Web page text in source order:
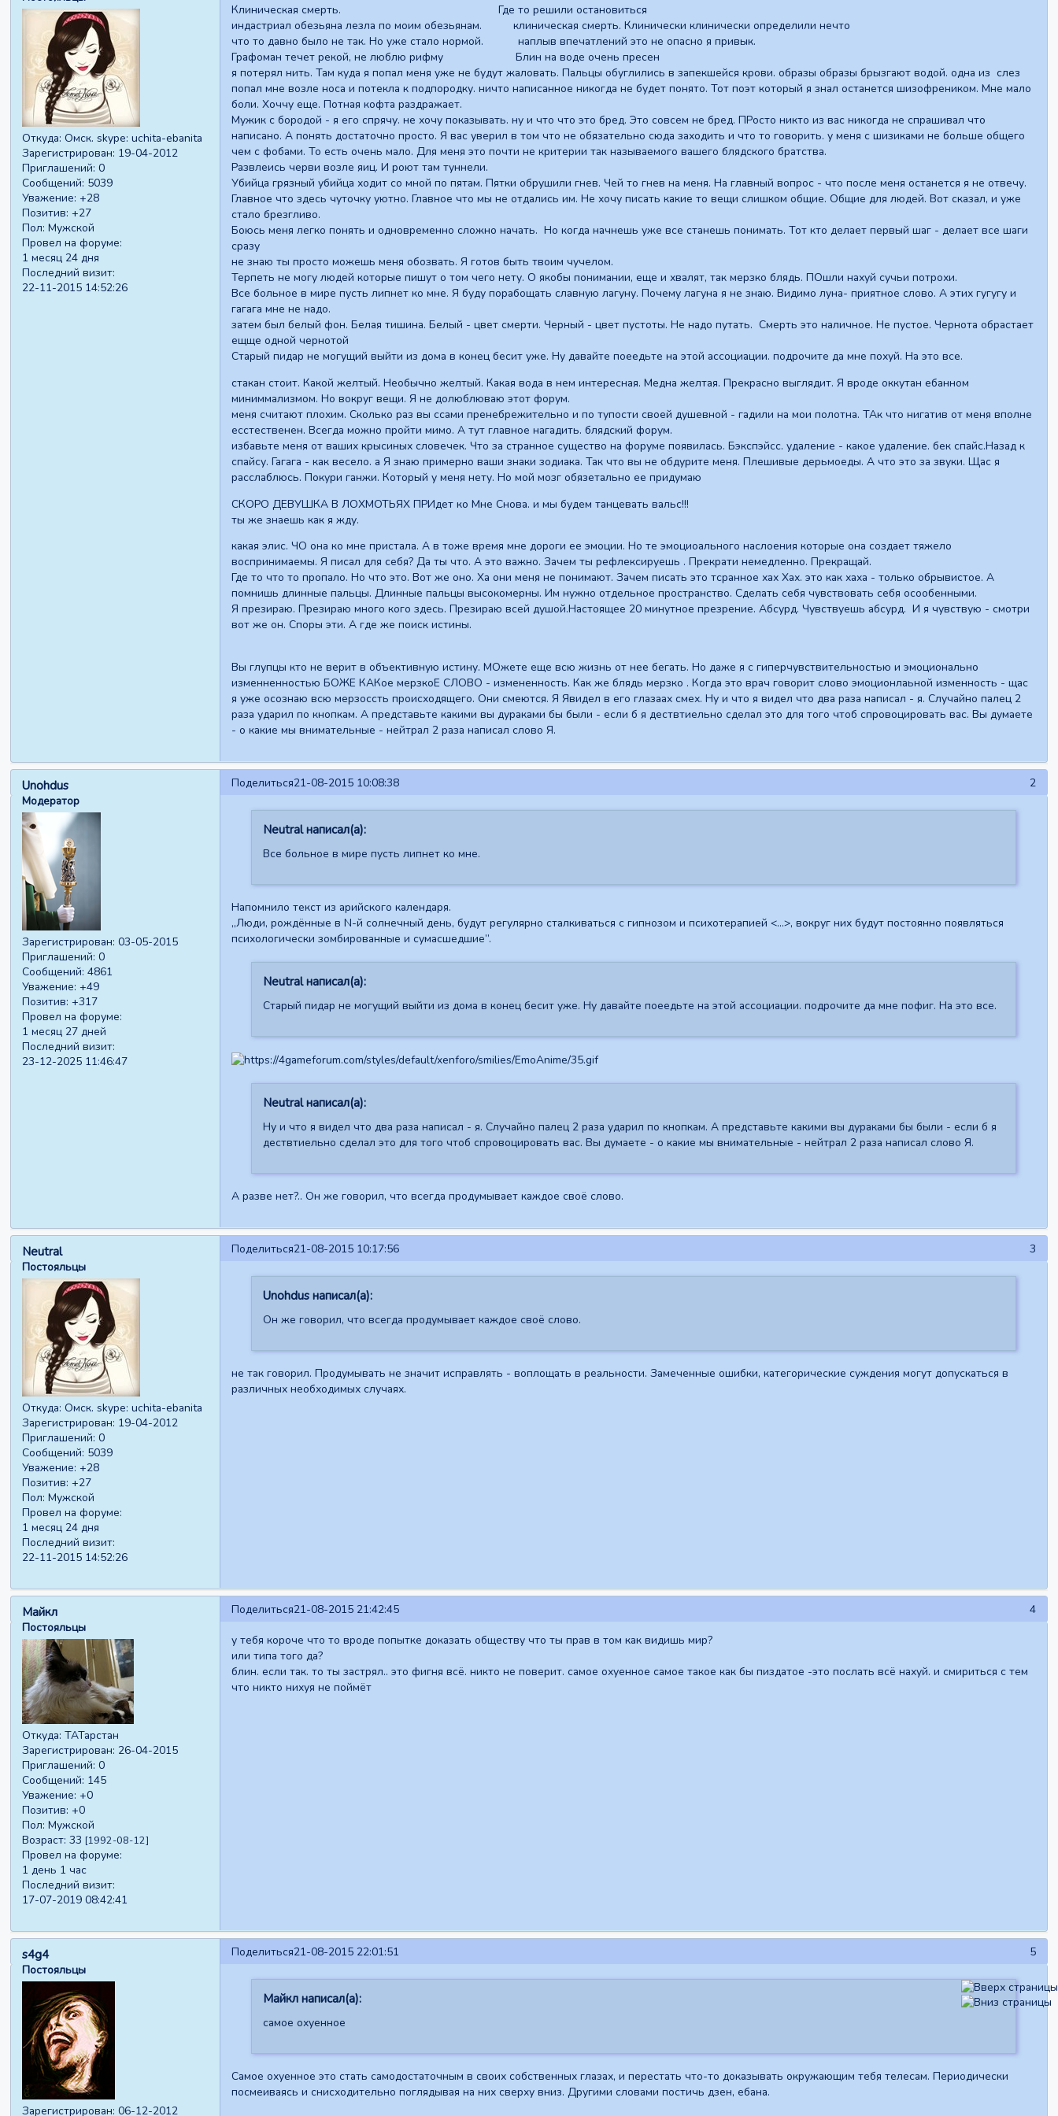
Откуда: Омск. skype: uchita-ebanita
Зарегистрирован: 19-04-2012
Приглашений: 0
Сообщений: 5039
Уважение: +28
Позитив: +27
Пол: Мужской
Провел на форуме:
1 месяц 24 дня
Последний визит:
22-11-2015 14:52:26
Клиническая смерть. Где то решили остановиться
индастриал обезьяна лезла по моим обезьянам. клиническая смерть. Клинически клинически определили нечто
что то давно было не так. Но уже стало нормой. наплыв впечатлений это не опасно я привык.
Графоман течет рекой, не люблю рифму Блин на воде очень пресен
я потерял нить. Там куда я попал меня уже не будут жаловать. Пальцы обуглились в запекшейся крови. образы образы брызгают водой. одна из слез
попал мне возле носа и потекла к подпородку. ничто написанное никогда не будет понято. Тот поэт который я знал останется шизофреником. Мне мало
боли. Хоччу еще. Потная кофта раздражает.
Мужик с бородой - я его спрячу. не хочу показывать. ну и что что это бред. Это совсем не бред. ПРосто никто из вас никогда не спрашивал что
написано. А понять достаточно просто. Я вас уверил в том что не обязательно сюда заходить и что то говорить. у меня с шизиками не больше общего
чем с фобами. То есть очень мало. Для меня это почти не критерии так называемого вашего блядского братства.
Развлеись черви возле яиц. И роют там туннели.
Убийца грязный убийца ходит со мной по пятам. Пятки обрушили гнев. Чей то гнев на меня. На главный вопрос - что после меня останется я не отвечу.
Главное что здесь чуточку уютно. Главное что мы не отдались им. Не хочу писать какие то вещи слишком общие. Общие для людей. Вот сказал, и уже
стало брезгливо.
Боюсь меня легко понять и одновременно сложно начать. Но когда начнешь уже все станешь понимать. Тот кто делает первый шаг - делает все шаги
сразу
не знаю ты просто можешь меня обозвать. Я готов быть твоим чучелом.
Терпеть не могу людей которые пишут о том чего нету. О якобы понимании, еще и хвалят, так мерзко блядь. ПОшли нахуй сучьи потрохи.
Все больное в мире пусть липнет ко мне. Я буду порабощать славную лагуну. Почему лагуна я не знаю. Видимо луна- приятное слово. А этих гугугу и
гагага мне не надо.
затем был белый фон. Белая тишина. Белый - цвет смерти. Черный - цвет пустоты. Не надо путать. Смерть это наличное. Не пустое. Чернота обрастает
ещще одной чернотой
Старый пидар не могущий выйти из дома в конец бесит уже. Ну давайте поеедьте на этой ассоциации. подрочите да мне похуй. На это все.
стакан стоит. Какой желтый. Необычно желтый. Какая вода в нем интересная. Медна желтая. Прекрасно выглядит. Я вроде оккутан ебанном
миниммализмом. Но вокруг вещи. Я не долюблюваю этот форум.
меня считают плохим. Сколько раз вы ссами пренебрежительно и по тупости своей душевной - гадили на мои полотна. ТАк что нигатив от меня вполне
есстественен. Всегда можно пройти мимо. А тут главное нагадить. блядский форум.
избавьте меня от ваших крысиных словечек. Что за странное существо на форуме появилась. Бэкспэйсс. удаление - какое удаление. бек спайс.Назад к
спайсу. Гагага - как весело. а Я знаю примерно ваши знаки зодиака. Так что вы не обдурите меня. Плешивые дерьмоеды. А что это за звуки. Щас я
расслаблюсь. Покури ганжи. Который у меня нету. Но мой мозг обязетально ее придумаю
СКОРО ДЕВУШКА В ЛОХМОТЬЯХ ПРИдет ко Мне Снова. и мы будем танцевать вальс!!!
ты же знаешь как я жду.
какая элис. ЧО она ко мне пристала. А в тоже время мне дороги ее эмоции. Но те эмоциоального наслоения которые она создает тяжело
воспринимаемы. Я писал для себя? Да ты что. А это важно. Зачем ты рефлексируешь . Прекрати немедленно. Прекращай.
Где то что то пропало. Но что это. Вот же оно. Ха они меня не понимают. Зачем писать это тсранное хах Хах. это как хаха - только обрывистое. А
помнишь длинные пальцы. Длинные пальцы высокомерны. Им нужно отдельное пространство. Сделать себя чувствовать себя осообенными.
Я презираю. Презираю много кого здесь. Презираю всей душой.Настоящее 20 минутное презрение. Абсурд. Чувствуешь абсурд. И я чувствую - смотри
вот же он. Споры эти. А где же поиск истины.
Вы глупцы кто не верит в объективную истину. МОжете еще всю жизнь от нее бегать. Но даже я с гиперчувствительностью и эмоционально
изменненностью БОЖЕ КАКое мерзкоЕ СЛОВО - измененность. Как же блядь мерзко . Когда это врач говорит слово эмоционлаьной изменность - щас
я уже осознаю всю мерзоссть происходящего. Они смеются. Я Явидел в его глазаах смех. Ну и что я видел что два раза написал - я. Случайно палец 2
раза ударил по кнопкам. А представьте какими вы дураками бы были - если б я дествтиельно сделал это для того чтоб спровоцировать вас. Вы думаете
- о какие мы внимательные - нейтрал 2 раза написал слово Я.
Поделиться 2
21-08-2015 10:08:38
Unohdus
Модератор
Зарегистрирован: 03-05-2015
Приглашений: 0
Сообщений: 4861
Уважение: +49
Позитив: +317
Провел на форуме:
1 месяц 27 дней
Последний визит:
23-12-2025 11:46:47
Neutral написал(а):
Все больное в мире пусть липнет ко мне.
Напомнило текст из арийского календаря.
„Люди, рождённые в N-й солнечный день, будут регулярно сталкиваться с гипнозом и психотерапией <...>, вокруг них будут постоянно появляться
психологически зомбированные и сумасшедшие”.
Neutral написал(а):
Старый пидар не могущий выйти из дома в конец бесит уже. Ну давайте поеедьте на этой ассоциации. подрочите да мне пофиг. На это все.
Neutral написал(а):
Ну и что я видел что два раза написал - я. Случайно палец 2 раза ударил по кнопкам. А представьте какими вы дураками бы были - если б я
дествтиельно сделал это для того чтоб спровоцировать вас. Вы думаете - о какие мы внимательные - нейтрал 2 раза написал слово Я.
А разве нет?.. Он же говорил, что всегда продумывает каждое своё слово.
Поделиться 3
21-08-2015 10:17:56
Neutral
Постояльцы
Откуда: Омск. skype: uchita-ebanita
Зарегистрирован: 19-04-2012
Приглашений: 0
Сообщений: 5039
Уважение: +28
Позитив: +27
Пол: Мужской
Провел на форуме:
1 месяц 24 дня
Последний визит:
22-11-2015 14:52:26
Unohdus написал(а):
Он же говорил, что всегда продумывает каждое своё слово.
не так говорил. Продумывать не значит исправлять - воплощать в реальности. Замеченные ошибки, категорические суждения могут допускаться в
различных необходимых случаях.
Поделиться 4
21-08-2015 21:42:45
Майкл
Постояльцы
Откуда: ТАТарстан
Зарегистрирован: 26-04-2015
Приглашений: 0
Сообщений: 145
Уважение: +0
Позитив: +0
Пол: Мужской
Возраст: 33 [1992-08-12]
Провел на форуме:
1 день 1 час
Последний визит:
17-07-2019 08:42:41
у тебя короче что то вроде попытке доказать обществу что ты прав в том как видишь мир?
или типа того да?
блин. если так. то ты застрял.. это фигня всё. никто не поверит. самое охуенное самое такое как бы пиздатое -это послать всё нахуй. и смириться с тем
что никто нихуя не поймёт
Поделиться 5
21-08-2015 22:01:51
s4g4
Постояльцы
Зарегистрирован: 06-12-2012
Майкл написал(а):
самое охуенное
Самое охуенное это стать самодостаточным в своих собственных глазах, и перестать что-то доказывать окружающим тебя телесам. Периодически
посмеиваясь и снисходительно поглядывая на них сверху вниз. Другими словами постичь дзен, ебана.